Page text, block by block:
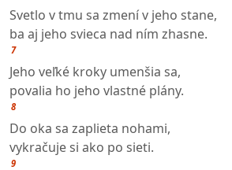
Svetlo v tmu sa zmení v jeho stane,
ba aj jeho svieca nad ním zhasne.
7
Jeho veľké kroky umenšia sa,
povalia ho jeho vlastné plány.
8
Do oka sa zaplieta nohami,
vykračuje si ako po sieti.
9